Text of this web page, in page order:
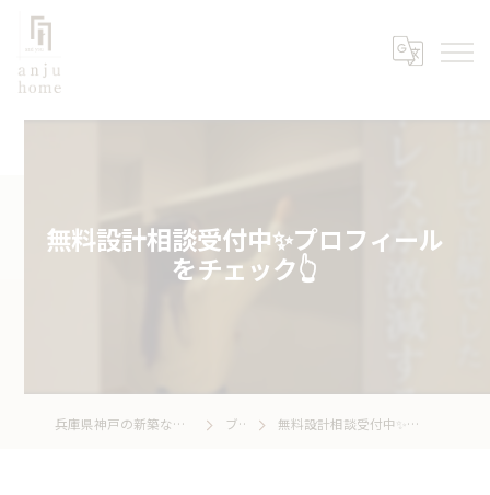
無料設計相談受付中✨プロフィール
をチェック👆
兵庫県神戸の新築なら株式会社あんじゅホーム ブログ 無料設計相談受付中✨プロフィールをチェック👆